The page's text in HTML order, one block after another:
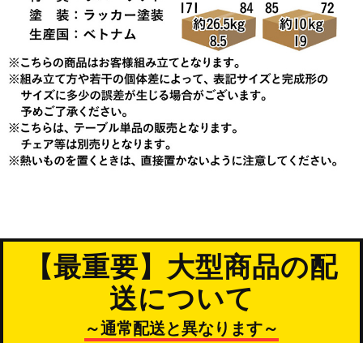
【最重要】大型商品の配
送について
～通常配送と異なります～